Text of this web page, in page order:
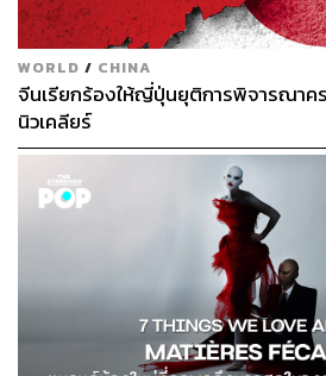
WORLD / CHINA
จีนเรียกร้องให้ญี่ปุ่นยุติการพิจารณาค
นิวเคลียร์